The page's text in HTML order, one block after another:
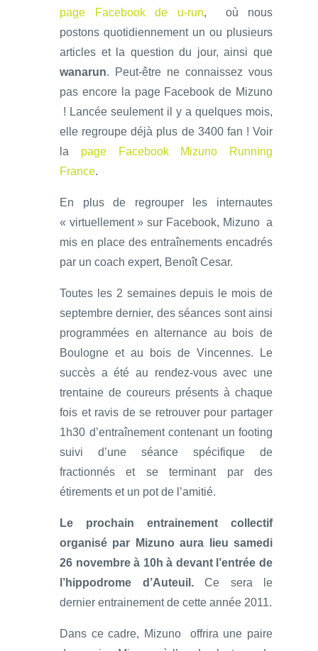
page Facebook de u-run, où nous
postons quotidiennement un ou plusieurs
articles et la question du jour, ainsi que
wanarun. Peut-être ne connaissez vous
pas encore la page Facebook de Mizuno
! Lancée seulement il y a quelques mois,
elle regroupe déjà plus de 3400 fan ! Voir
la page Facebook Mizuno Running
France.
En plus de regrouper les internautes
« virtuellement » sur Facebook, Mizuno a
mis en place des entraînements encadrés
par un coach expert, Benoît Cesar.
Toutes les 2 semaines depuis le mois de
septembre dernier, des séances sont ainsi
programmées en alternance au bois de
Boulogne et au bois de Vincennes. Le
succès a été au rendez-vous avec une
trentaine de coureurs présents à chaque
fois et ravis de se retrouver pour partager
1h30 d’entraînement contenant un footing
suivi d’une séance spécifique de
fractionnés et se terminant par des
étirements et un pot de l’amitié.
Le prochain entrainement collectif
organisé par Mizuno aura lieu samedi
26 novembre à 10h à devant l’entrée de
l’hippodrome d’Auteuil.Ce sera le
dernier entrainement de cette année 2011.
Dans ce cadre, Mizuno offrira une paire